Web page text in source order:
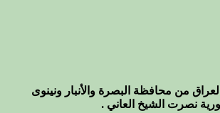
من محافظة البصرة والأنبار ونينوى
نصرت الشيخ العاني .